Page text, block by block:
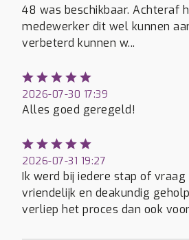
48 was beschikbaar. Achteraf
medewerker dit wel kunnen
verbeterd kunnen w...
2026-07-30 17:39
Alles goed geregeld!
2026-07-31 19:27
Ik werd bij iedere stap of
vriendelijk en deakundig
verliep het proces dan ook